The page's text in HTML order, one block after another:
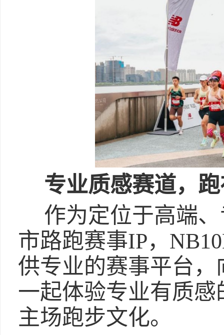
专业质感赛道，
作为定位于高端
市路跑赛事IP，
供专业的赛事平台
一起体验专业有质
主场跑步文化。